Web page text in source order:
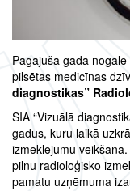
Pagājušā gada
pilsētas medicīnas
diagnostikas”
SIA “Vizuālā
gadus, kuru laikā
izmeklējumu
pilnu radioloģisko
pamatu uzņēmuma